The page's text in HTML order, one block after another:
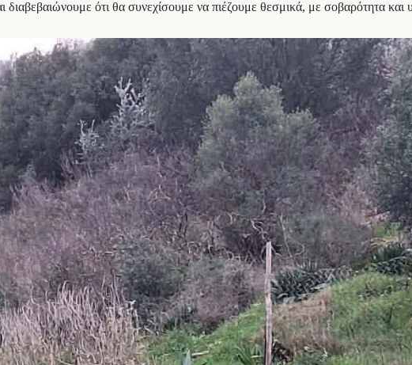
ότι θα συνεχίσουμε να πιέζουμε θεσμικά, με σοβαρότητα και